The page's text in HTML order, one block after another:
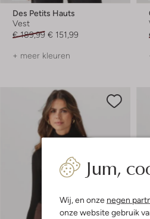
Jum,
Wij, en onze negen
onze website gebruik
Des Petits Hauts
Vest
€ 189,99 € 151,99
+ meer kleuren